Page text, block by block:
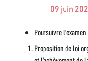
09 juin
Poursuivre
Proposition de loi